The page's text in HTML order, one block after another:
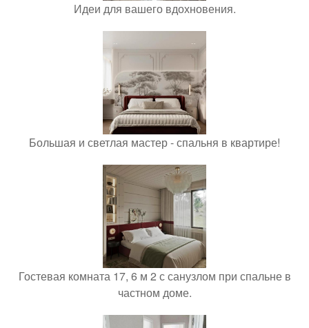
Идеи для вашего вдохновения.
Большая и светлая мастер - спальня в квартире!
Гостевая комната 17, 6 м 2 с санузлом при спальне в
частном доме.